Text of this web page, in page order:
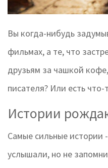
Вы когда-нибудь
фильмах, а те, что
друзьям за чашкой
писателя? Или есть что-
Истории
Самые сильные истории
услышали, но не